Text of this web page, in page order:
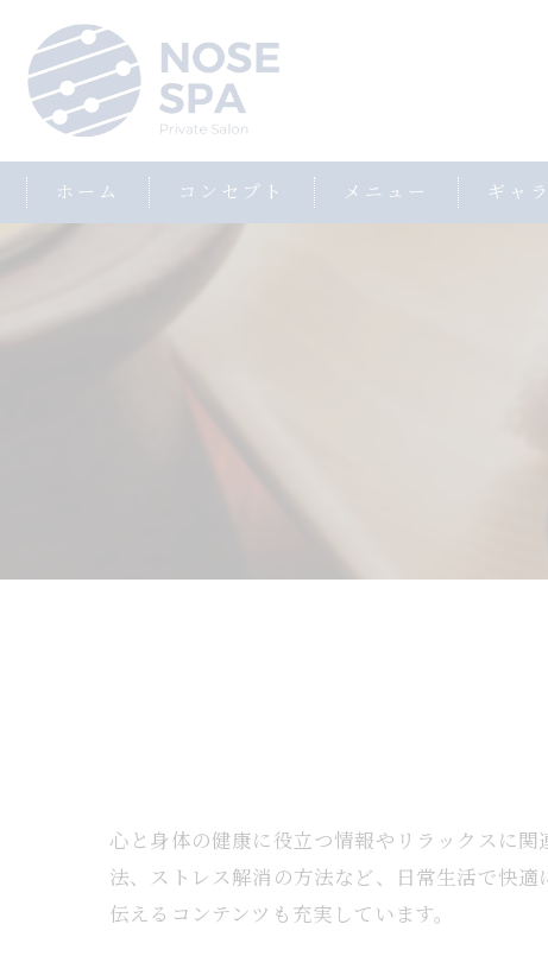
ホーム コンセプト メニュー ギャ
心と身体の健康に役立つ情報やリラックスに
法、ストレス解消の方法など、日常生活で快
伝えるコンテンツも充実しています。